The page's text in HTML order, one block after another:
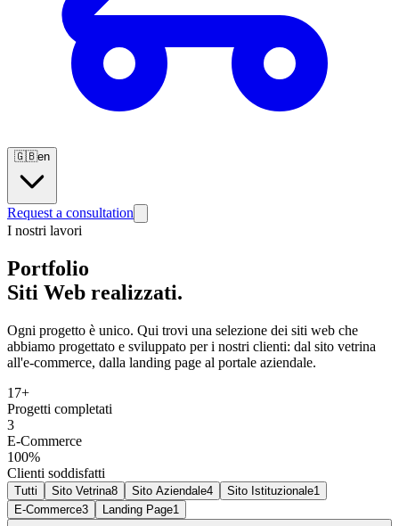
🇬🇧en
Request a consultation
I nostri lavori
Portfolio
Siti Web realizzati.
Ogni progetto è unico. Qui trovi una selezione dei siti web che
abbiamo progettato e sviluppato per i nostri clienti: dal sito vetrina
all'e-commerce, dalla landing page al portale aziendale.
17+
Progetti completati
3
E-Commerce
100%
Clienti soddisfatti
Tutti Sito Vetrina8 Sito Aziendale4 Sito Istituzionale1
E-Commerce3 Landing Page1